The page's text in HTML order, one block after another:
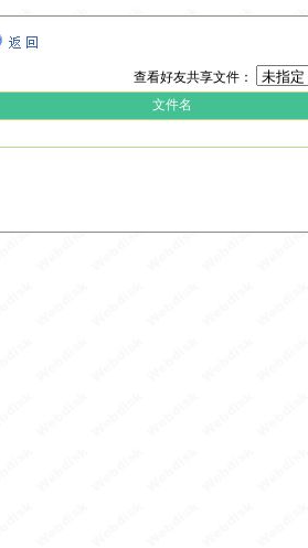
查看好友共享文件：
文件名